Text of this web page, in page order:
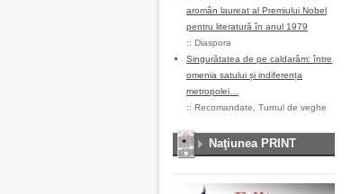
aromân laureat al Premiului Nobel
pentru literatură în anul 1979
:: Diaspora
Singurătatea de pe caldarâm: între
omenia satului și indiferența
metropolei…
:: Recomandate Turnul de veghe
Naţiunea PRINT